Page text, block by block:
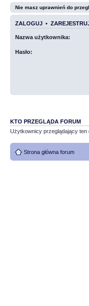
Nie masz uprawnień do
ZALOGUJ •
Nazwa użytkownika:
Hasło:
KTO PRZEGLĄDA FORUM
Użytkownicy przeglądający ten
Strona główna forum